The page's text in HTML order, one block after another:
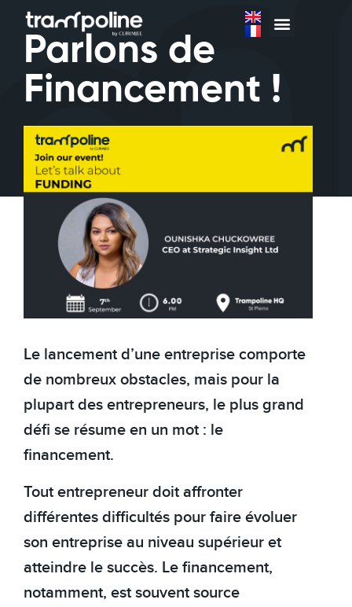
Parlons de
Financement !
Le lancement d’une entreprise comporte
de nombreux obstacles, mais pour la
plupart des entrepreneurs, le plus grand
défi se résume en un mot : le
financement.
Tout entrepreneur doit affronter
différentes difficultés pour faire évoluer
son entreprise au niveau supérieur et
atteindre le succès. Le financement,
notamment, est souvent source